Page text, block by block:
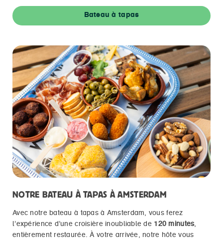
Bateau à tapas
NOTRE BATEAU À TAPAS À AMSTERDAM
Avec notre bateau à tapas à Amsterdam, vous ferez
l’expérience d’une croisière inoubliable de 120 minutes,
entièrement restaurée. À votre arrivée, notre hôte vous